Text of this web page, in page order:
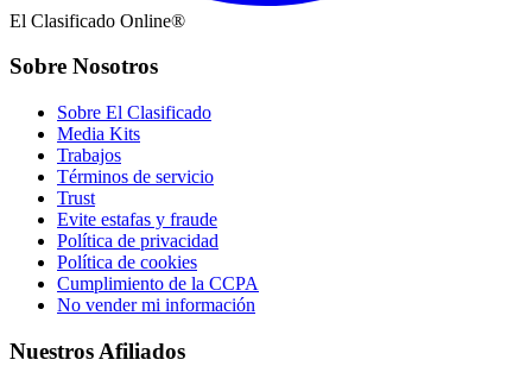
El Clasificado Online®
Sobre Nosotros
Sobre El Clasificado
Media Kits
Trabajos
Términos de servicio
Trust
Evite estafas y fraude
Política de privacidad
Política de cookies
Cumplimiento de la CCPA
No vender mi información
Nuestros Afiliados